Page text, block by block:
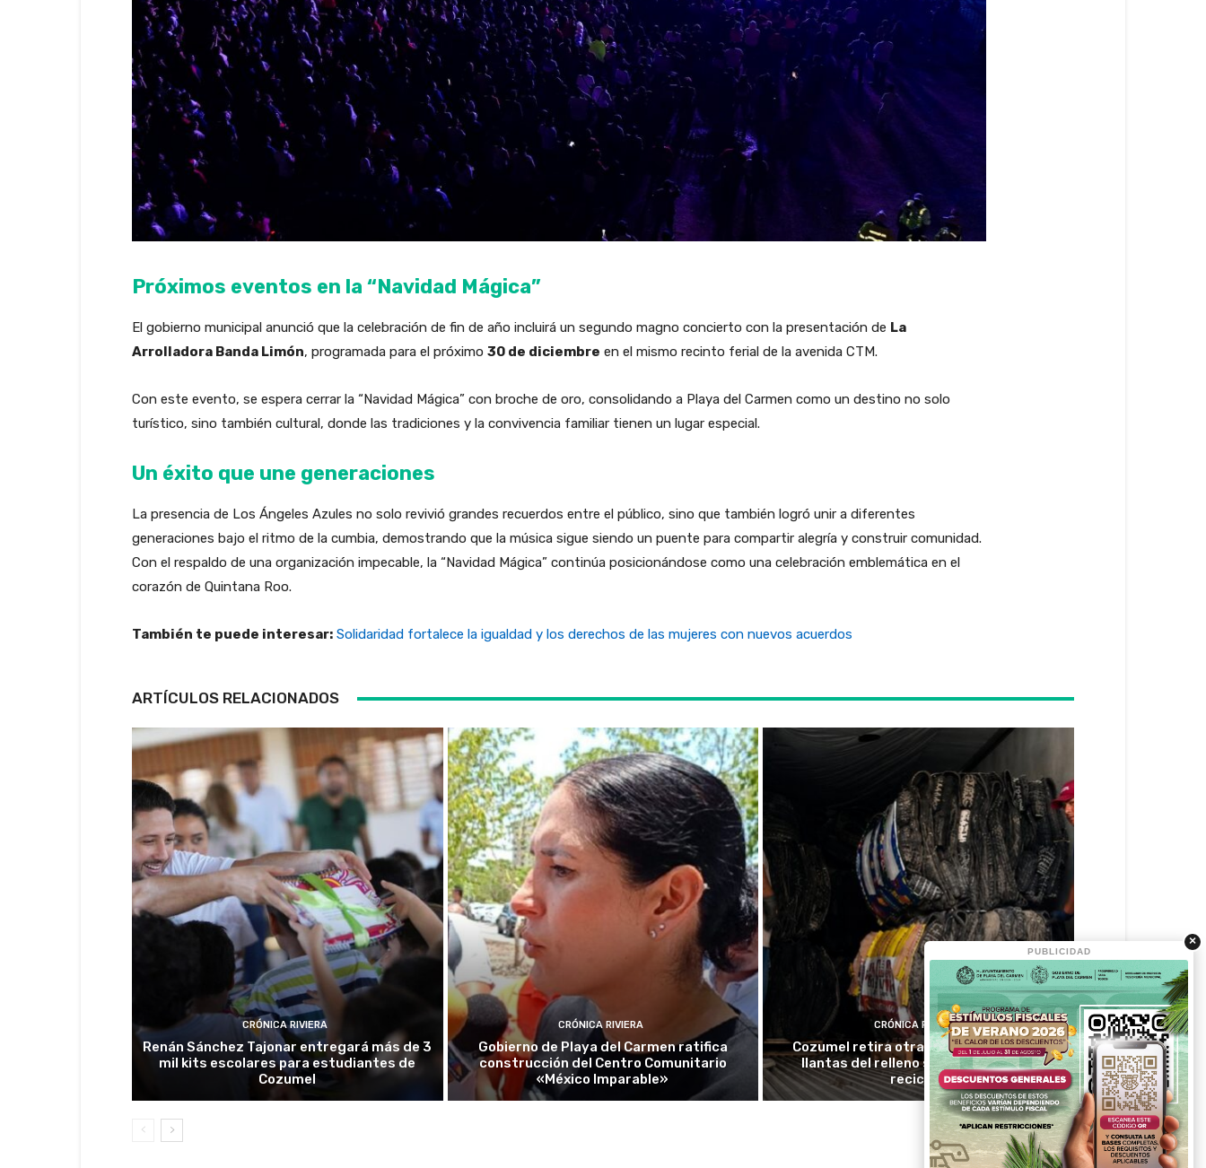
Próximos eventos en la “Navidad Mágica”
El gobierno municipal anunció que la celebración de fin de año incluirá un segundo magno concierto con la presentación de La
Arrolladora Banda Limón, programada para el próximo 30 de diciembre en el mismo recinto ferial de la avenida CTM.
Con este evento, se espera cerrar la “Navidad Mágica” con broche de oro, consolidando a Playa del Carmen como un destino no solo
turístico, sino también cultural, donde las tradiciones y la convivencia familiar tienen un lugar especial.
Un éxito que une generaciones
La presencia de Los Ángeles Azules no solo revivió grandes recuerdos entre el público, sino que también logró unir a diferentes
generaciones bajo el ritmo de la cumbia, demostrando que la música sigue siendo un puente para compartir alegría y construir comunidad.
Con el respaldo de una organización impecable, la “Navidad Mágica” continúa posicionándose como una celebración emblemática en el
corazón de Quintana Roo.
También te puede interesar: Solidaridad fortalece la igualdad y los derechos de las mujeres con nuevos acuerdos
ARTÍCULOS RELACIONADOS
CRÓNICA RIVIERA
Renán Sánchez Tajonar entregará más de 3
mil kits escolares para estudiantes de
Cozumel
CRÓNICA RIVIERA
Gobierno de Playa del Carmen ratifica
construcción del Centro Comunitario
«México Imparable»
CRÓNICA RIVIERA
Cozumel retira otras 24 toneladas de
llantas del relleno sanitario para su
reciclaje
×
PUBLICIDAD